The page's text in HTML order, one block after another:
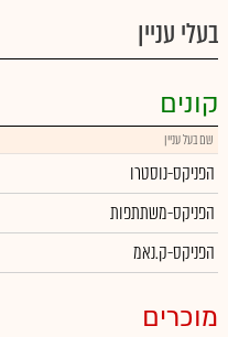
בעלי עניין
קונים
שם בעל עניין
הפניקס-נוסטרו
הפניקס-משתתפות
הפניקס-ק.נאמ
מוכרים